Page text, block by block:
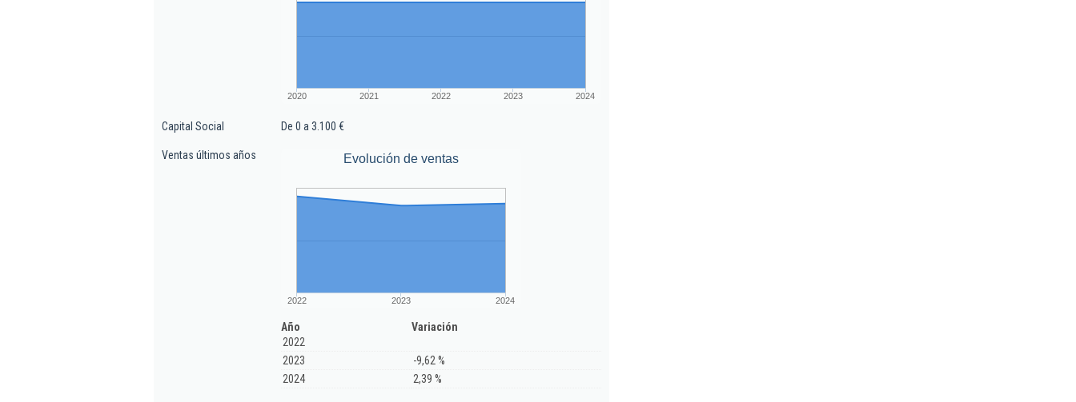
2020 2021 2022 2023 2024
Capital Social De 0 a 3.100 €
Ventas últimos años Evolución de ventas
2022 2023 2024
Año
Variación
2022
2023
-9,62 %
2024
2,39 %